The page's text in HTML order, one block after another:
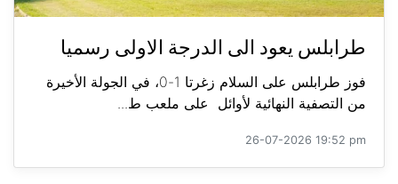
طرابلس يعود الى الدرجة الاولى رسميا
فوز طرابلس على السلام زغرتا 1-0، في الجولة الأخيرة
من التصفية النهائية لأوائل على ملعب ط...
26-07-2026 19:52 pm